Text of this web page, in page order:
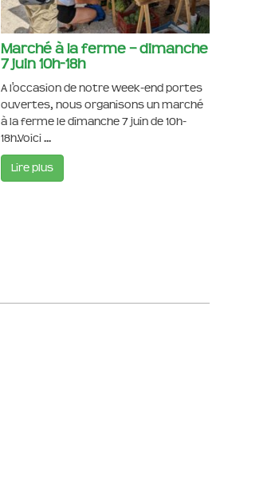
Marché à la ferme – dimanche
7 juin 10h-18h
A l'occasion de notre week-end portes
ouvertes, nous organisons un marché
à la ferme le dimanche 7 juin de 10h-
18h.Voici ...
Lire plus